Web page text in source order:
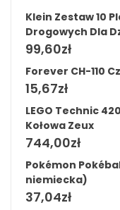
Klein Zestaw 10
Drogowych Dla
99,60zł
Forever CH-110
15,67zł
LEGO Technic
Kołowa Zeux
744,00zł
Pokémon
niemiecka)
37,04zł